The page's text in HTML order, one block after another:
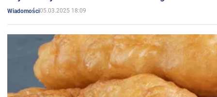
Wiadomości05.03.2025 18:09